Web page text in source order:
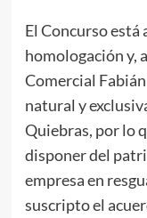
El Concurso está
homologación y,
Comercial
natural y
Quiebras, por lo
disponer del
empresa en
suscripto el